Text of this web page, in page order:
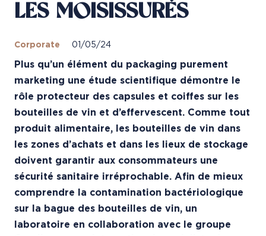
LES MOISISSURES
Corporate 01/05/24
Plus qu’un élément du packaging purement
marketing une étude scientifique démontre le
rôle protecteur des capsules et coiffes sur les
bouteilles de vin et d’effervescent. Comme tout
produit alimentaire, les bouteilles de vin dans
les zones d’achats et dans les lieux de stockage
doivent garantir aux consommateurs une
sécurité sanitaire irréprochable. Afin de mieux
comprendre la contamination bactériologique
sur la bague des bouteilles de vin, un
laboratoire en collaboration avec le groupe